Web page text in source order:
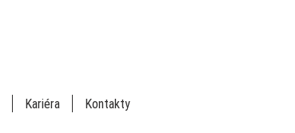
Kariéra Kontakty